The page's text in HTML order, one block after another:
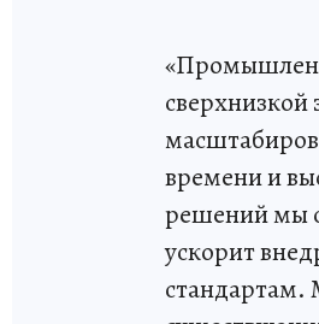
времени и
решений мы
ускорит
стандартам.